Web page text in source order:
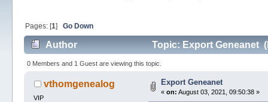
Pages: [1] Go Down
Author Topic: Export Geneanet
0 Members and 1 Guest are viewing this topic.
vthomgenealog
VIP
Export Geneanet
«on: August 03, 2021, 09:50:38 »